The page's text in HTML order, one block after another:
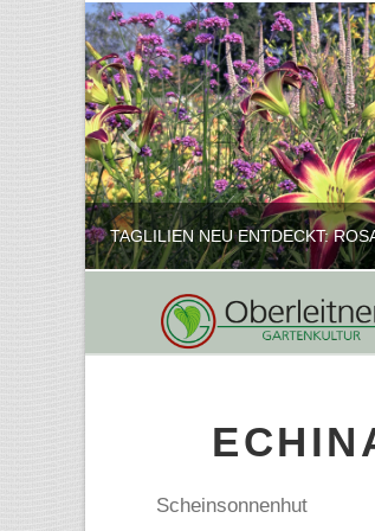
REINHARD
FEBRUAR 16,
Scheinsonnenhut